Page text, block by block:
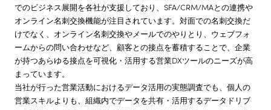
でのビジネス展開を各社が支援しており、SFA/CRM/MAとの連携や
オンライン名刺交換機能が注目されています。対面での名刺交換だ
けでなく、オンライン名刺交換やメールでのやりとり、ウェブフォ
ームからの問い合わせなど、顧客との接点を蓄積することで、企業
が持つあらゆる接点を可視化・活用する営業DXツールのニーズが高
まっています。
当社が行った営業活動におけるデータ活用の実態調査でも、個人の
営業スキルよりも、組織内でデータを共有・活用するデータドリブ